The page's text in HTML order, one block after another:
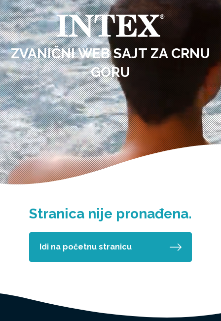
ZVANIČNI WEB SAJT ZA CRNU
GORU
Stranica nije pronađena.
Idi na početnu stranicu